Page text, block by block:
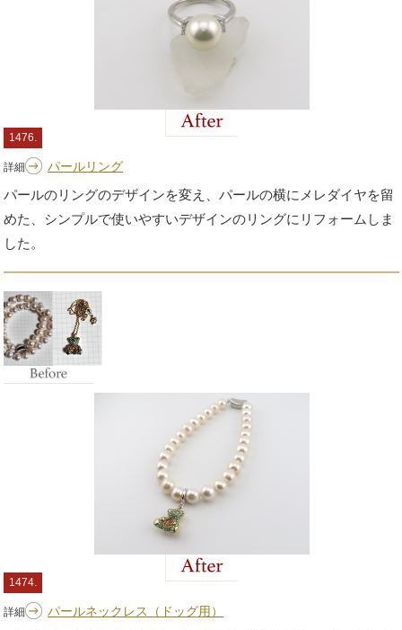
1476.
詳細 パールリング
パールのリングのデザインを変え、パールの横にメレダイヤを留
めた、シンプルで使いやすいデザインのリングにリフォームしま
した。
1474.
詳細 パールネックレス（ドッグ用）